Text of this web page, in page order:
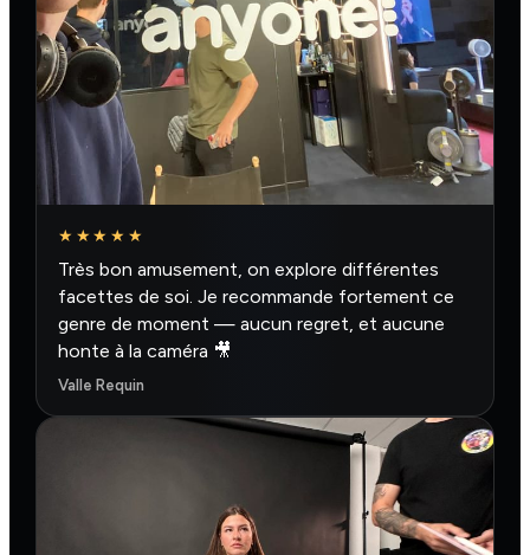
★★★★★
Très bon amusement, on explore différentes
facettes de soi. Je recommande fortement ce
genre de moment — aucun regret, et aucune
honte à la caméra 🎥
Valle Requin